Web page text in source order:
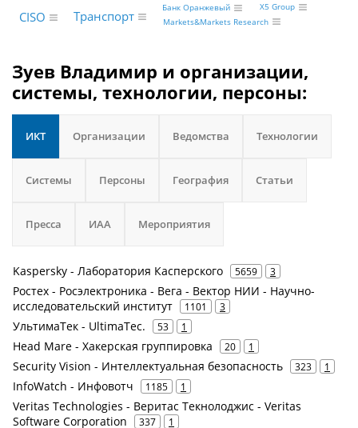
CISO Транспорт
Банк Оранжевый X5 Group
Markets&Markets Research
Зуев Владимир и организации,
системы, технологии, персоны:
ИКТ Организации Ведомства Технологии
Системы Персоны География Статьи
Пресса ИАА Мероприятия
Kaspersky - Лаборатория Касперского 5659 3
Ростех - Росэлектроника - Вега - Вектор НИИ - Научно-
исследовательский институт
1101 3
УльтимаТек - UltimaTec. 53 1
Head Mare - Хакерская группировка 20 1
Security Vision - Интеллектуальная безопасность 323 1
InfoWatch - Инфовотч 1185 1
Veritas Technologies - Веритас Текнолоджис - Veritas
Software Corporation
337 1